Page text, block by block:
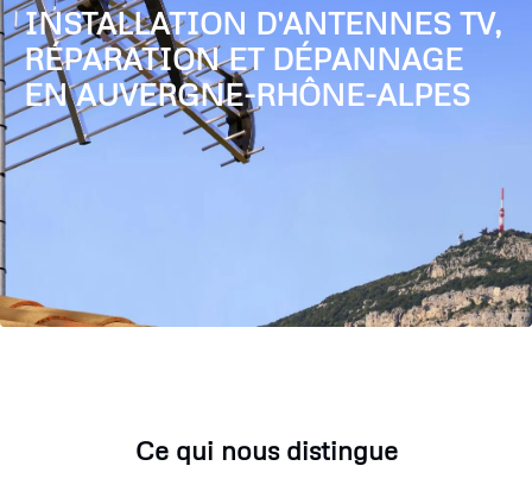
INSTALLATION D'ANTENNES TV,
RÉPARATION ET DÉPANNAGE
EN AUVERGNE-RHÔNE-ALPES
Ce qui nous distingue